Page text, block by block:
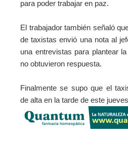
para poder trabajar en paz.
El trabajador también señaló
de taxistas envió una nota al
una entrevistas para plantear
no obtuvieron respuesta.
Finalmente se supo que el
de alta en la tarde de este